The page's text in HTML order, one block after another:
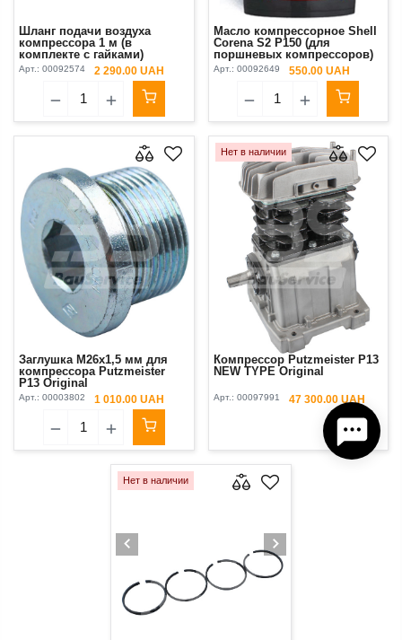
Шланг подачи воздуха
компрессора 1 м (в
комплекте с гайками)
Putzmeister P13 Original
Арт.: 00092574 2 290.00 UAH
Масло компрессорное Shell
Corena S2 Р150 (для
поршневых компрессоров)
Putzmeister Р13 1 л
Арт.: 00092649 550.00 UAH
Заглушка M26х1,5 мм для
компрессора Putzmeister
P13 Original
Арт.: 00003802 1 010.00 UAH
Нет в наличии
Компрессор Putzmeister P13
NEW TYPE Original
Арт.: 00097991 47 300.00 UAH
Нет в наличии